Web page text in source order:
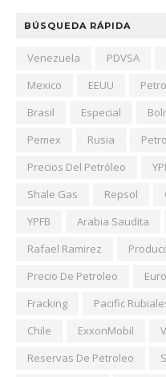
BÚSQUEDA RÁPIDA
Venezuela PDVSA
Mexico
EEUU
Brasil
Especial
Pemex
Rusia
Precios Del Petróleo
Shale Gas
Repsol
YPFB
Arabia Saudita
Rafael Ramirez
Precio De Petroleo
Fracking
Pacific
Chile
ExxonMobil
Reservas De Petroleo